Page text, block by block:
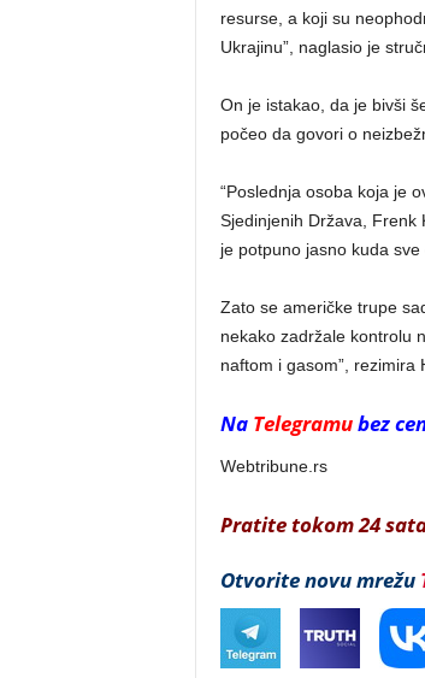
resurse, a koji su
Ukrajinu”, naglasio je
On je istakao, da je bivši
počeo da govori o
“Poslednja osoba koja je
Sjedinjenih Država, Frenk
je potpuno jasno kuda sve
Zato se američke trupe
nekako zadržale kontrolu
naftom i gasom”, rezimira
NaTelegramubez
Webtribune.rs
Pratite tokom 24
Otvorite novu mrežu